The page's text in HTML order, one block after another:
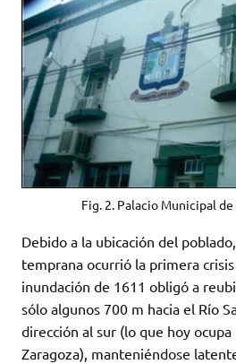
Fig. 2. Palacio Municipal de
Debido a la ubicación del
temprana ocurrió la primera
inundación de 1611 obligó a
sólo algunos 700 m hacia el Río
dirección al sur (lo que hoy ocupa
Zaragoza), manteniéndose